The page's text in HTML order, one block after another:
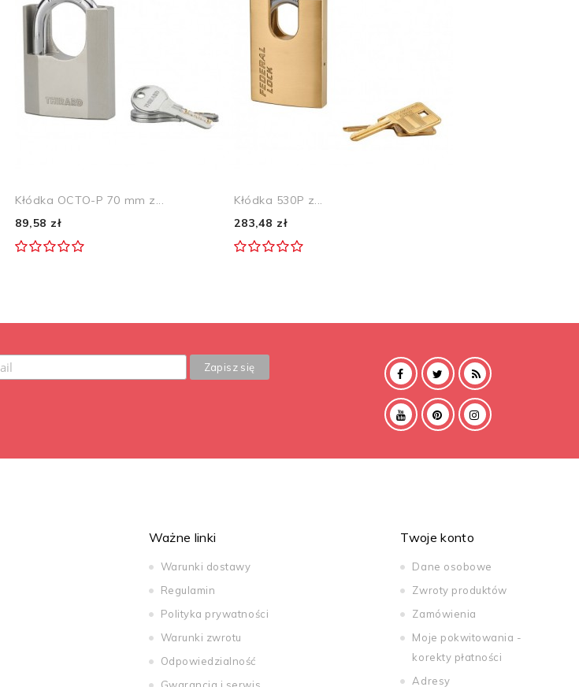
Kłódka OCTO-P 70 mm z...
89,58 zł
Kłódka 530P z...
283,48 zł
Ważne linki
Warunki dostawy
Regulamin
Polityka prywatności
Warunki zwrotu
Odpowiedzialność
Gwarancja i serwis
Twoje konto
Dane osobowe
Zwroty produktów
Zamówienia
Moje pokwitowania -
korekty płatności
Adresy